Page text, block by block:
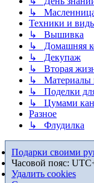
↳
Техники и
↳ Вышивка
↳ Домашняя
↳ Декупаж
↳ Вторая
↳ Материалы
↳ Поделки для
↳ Цумами
Разное
↳ Флудилка
Подарки своими
Часовой пояс:
Удалить cookies